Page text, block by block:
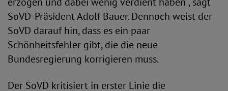
SoVD-Präsident Adolf Bauer. Dennoch weist der
SoVD darauf hin, dass es ein paar
Schönheitsfehler gibt, die die neue
Bundesregierung korrigieren muss.
Der SoVD kritisiert in erster Linie die